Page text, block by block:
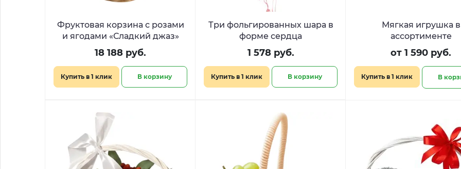
Фруктовая корзина с розами
и ягодами «Сладкий джаз»
18 188 руб.
Купить в 1 клик В корзину
Три фольгированных шара в
форме сердца
1 578 руб.
Купить в 1 клик В корзину
Мягкая игрушка в
ассортименте
от 1 590 руб.
Купить в 1 клик В